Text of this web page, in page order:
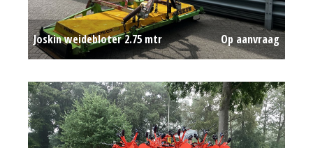
Joskin weidebloter 2.75 mtr Op aanvraag